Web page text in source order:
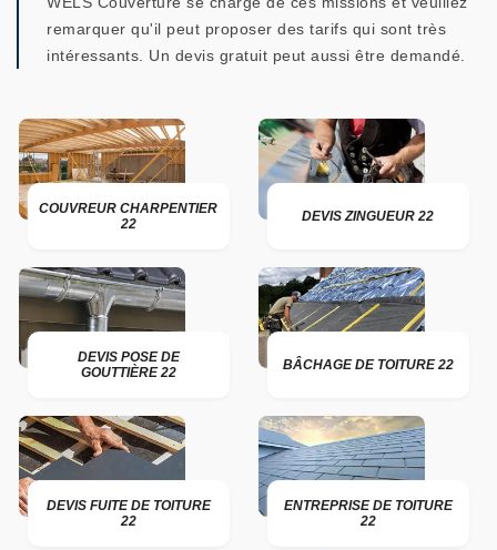
remarquer qu'il peut proposer des tarifs qui sont très
intéressants. Un devis gratuit peut aussi être demandé.
COUVREUR CHARPENTIER
22
DEVIS ZINGUEUR 22
DEVIS POSE DE
GOUTTIÈRE 22
BÂCHAGE DE TOITURE 22
DEVIS FUITE DE TOITURE
22
ENTREPRISE DE TOITURE
22